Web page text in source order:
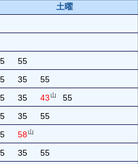
土曜
55
35 55
35 43山 55
35 55
58山
35 55